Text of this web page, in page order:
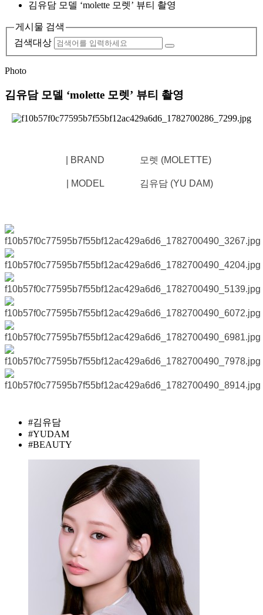
김유담 모델 ‘molette 모렛’ 뷰티 촬영
게시물 검색
검색대상
Photo
김유담 모델 ‘molette 모렛’ 뷰티 촬영
| BRAND 모렛 (MOLETTE)
| MODEL 김유담 (YU DAM)
#김유담
#YUDAM
#BEAUTY